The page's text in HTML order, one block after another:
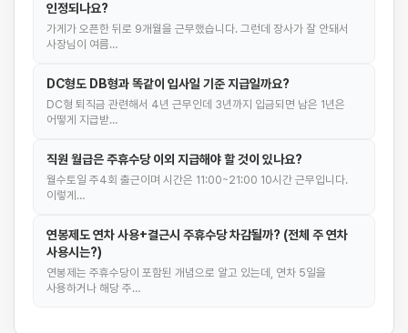
인정되나요?
가게가 오픈한 뒤로 9개월을 근무했습니다. 그런데 장사가 잘 안돼서
사장님이 여름…
DC형도 DB형과 똑같이 입사일 기준 지급일까요?
DC형 퇴직금 관련해서 4년 근무인데 3년까지 입금되면 남은 1년은
어떻게 지급받…
직원 월급은 주휴수당 이외 지급해야 할 것이 있나요?
월수토일 주4회 출근이며 시간은 11:00~21:00 10시간 근무입니다.
이렇게…
연봉제도 연차 사용+결근시 주휴수당 차감될까? (전체 주 연차
사용시는?)
연봉제는 주휴수당이 포함된 개념으로 알고 있는데, 연차 5일을
사용하거나 해당 주…